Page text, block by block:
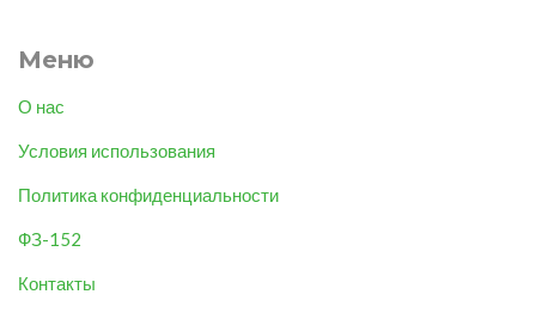
Меню
О нас
Условия использования
Политика конфиденциальности
ФЗ-152
Контакты